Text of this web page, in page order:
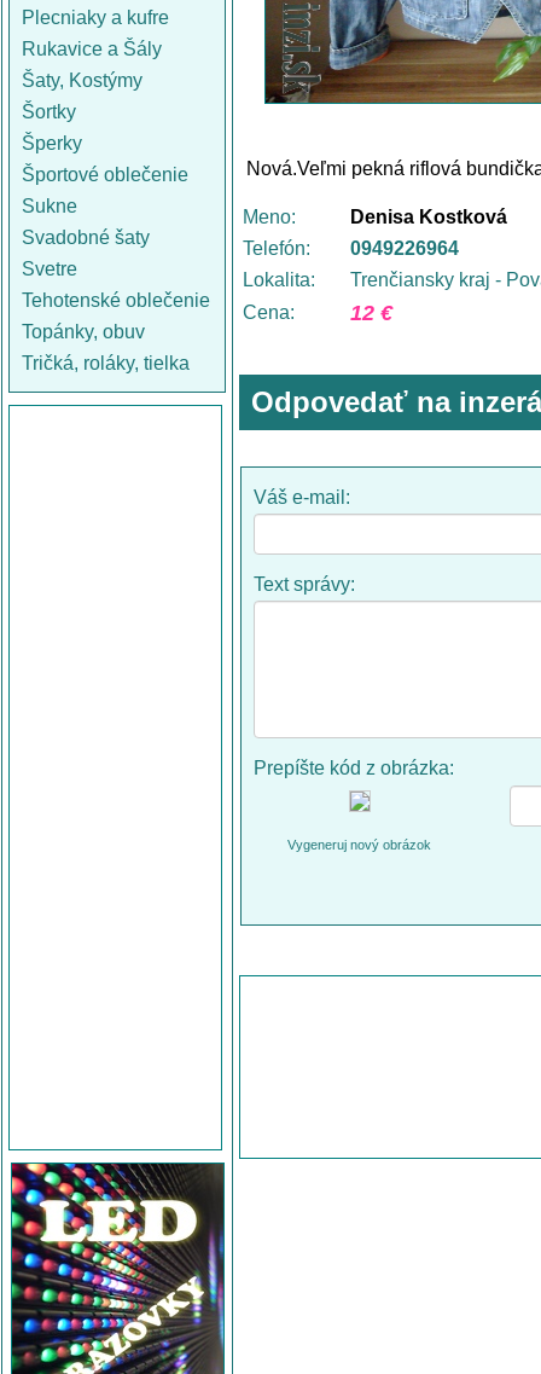
Plecniaky a kufre
Rukavice a Šály
Šaty, Kostýmy
Šortky
Šperky
Športové oblečenie
Sukne
Svadobné šaty
Svetre
Tehotenské oblečenie
Topánky, obuv
Tričká, roláky, tielka
Nová.Veľmi pekná riflová
Meno:
Denisa Kostková
Telefón:
0949226964
Lokalita:
Trenčiansky kraj -
Cena:
12 €
Odpovedať na
Váš e-mail:
Text správy:
Prepíšte kód z obrázka:
Vygeneruj nový obrázok